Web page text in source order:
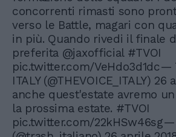
concorrenti rimasti sono
verso le Battle, magari con
in più. Quando rivedi il finale
preferita @jaxofficial #TVOI
pic.twitter.com/VeHdo3d1dc—
ITALY (@THEVOICE_ITALY) 26
anche quest'estate avremo
la prossima estate. #TVOI
pic.twitter.com/